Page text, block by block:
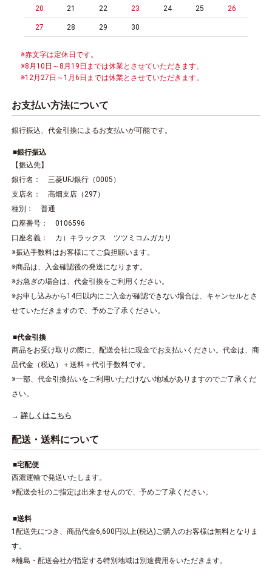
20 21 22 23 24 25 26
27 28 29 30
※赤文字は定休日です。
※8月10日～8月19日までは休業とさせていただきます。
※12月27日～1月6日までは休業とさせていただきます。
お支払い方法について
銀行振込、代金引換によるお支払いが可能です。
銀行振込
【振込先】
銀行名： 三菱UFJ銀行（0005）
支店名： 高畑支店（297）
種別： 普通
口座番号： 0106596
口座名義： カ）キラックス ツツミコムガカリ
※振込手数料はお客様にてご負担願います。
※商品は、入金確認後の発送になります。
※お急ぎの場合は、代金引換をご利用ください。
※お申し込みから14日以内にご入金が確認できない場合は、キャンセルとさ
せていただきますので、予めご了承ください。
代金引換
商品をお受け取りの際に、配送会社に現金でお支払いください。代金は、商
品代金（税込）＋送料＋代引手数料です。
※一部、代金引換払いをご利用いただけない地域がありますのでご了承くだ
さい。
詳しくはこちら
配送・送料について
宅配便
西濃運輸で発送いたします。
※配送会社のご指定は出来ませんので、予めご了承ください。
送料
1配送先につき、商品代金6,600円以上(税込)ご購入のお客様は無料となりま
す。
※離島・配送会社が指定する特別地域は別途費用をいただきます。